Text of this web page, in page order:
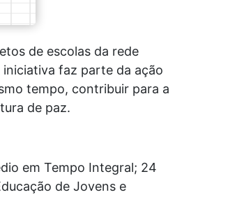
de escolas da rede
faz parte da ação
tempo, contribuir para a
de paz.
em Tempo Integral; 24
de Jovens e